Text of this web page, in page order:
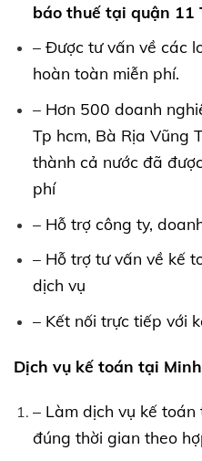
báo thuế tại quận 11
– Được tư vấn về các
hoàn toàn miễn phí.
– Hơn 500 doanh
Tp hcm, Bà Rịa Vũng
thành cả nước đã
phí
– Hỗ trợ công ty,
– Hỗ trợ tư vấn về kế
dịch vụ
– Kết nối trực tiếp với
Dịch vụ kế toán tại
– Làm dịch vụ kế
đúng thời gian theo